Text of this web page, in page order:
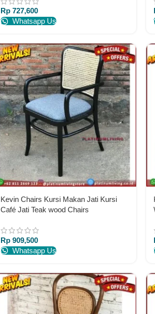
Rp727,600
Whatsapp Us
Kevin Chairs Kursi Makan Jati Kursi
Café Jati Teak wood Chairs
Rp909,500
Whatsapp Us